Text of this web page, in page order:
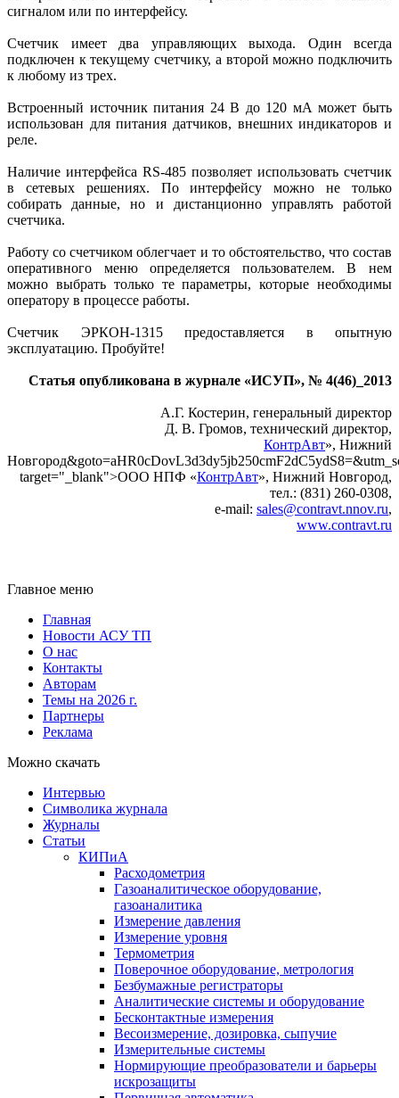
сигналом или по интерфейсу.
Счетчик имеет два управляющих выхода. Один всегда
подключен к текущему счетчику, а второй можно подключить
к любому из трех.
Встроенный источник питания 24 В до 120 мА может быть
использован для питания датчиков, внешних индикаторов и
реле.
Наличие интерфейса RS‑485 позволяет использовать счетчик
в сетевых решениях. По интерфейсу можно не только
собирать данные, но и дистанционно управлять работой
счетчика.
Работу со счетчиком облегчает и то обстоятельство, что состав
оперативного меню определяется пользователем. В нем
можно выбрать только те параметры, которые необходимы
оператору в процессе работы.
Счетчик ЭРКОН‑1315 предоставляется в опытную
эксплуатацию. Пробуйте!
Статья опубликована в журнале «ИСУП», № 4(46)_2013
А.Г. Костерин, генеральный директор
Д. В. Громов, технический директор,
КонтрАвт», Нижний
target="_blank">ООО НПФ «КонтрАвт», Нижний Новгород,
тел.: (831) 260-0308,
e‑mail: sales@contravt.nnov.ru,
www.contravt.ru
Главное меню
Главная
Новости АСУ ТП
О нас
Контакты
Авторам
Темы на 2026 г.
Партнеры
Реклама
Можно скачать
Интервью
Символика журнала
Журналы
Статьи
КИПиА
Расходометрия
Газоаналитическое оборудование,
газоаналитика
Измерение давления
Измерение уровня
Термометрия
Поверочное оборудование, метрология
Безбумажные регистраторы
Аналитические системы и оборудование
Бесконтактные измерения
Весоизмерение, дозировка, сыпучие
Измерительные системы
Нормирующие преобразователи и барьеры
искрозащиты